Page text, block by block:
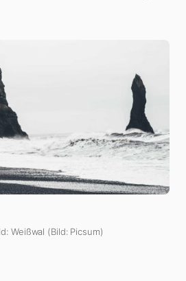
Weißwal (Bild: Picsum)